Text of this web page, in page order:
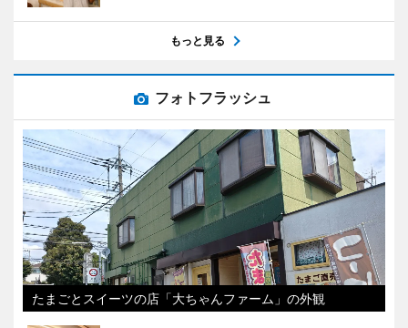
もっと見る
フォトフラッシュ
たまごとスイーツの店「大ちゃんファーム」の外観